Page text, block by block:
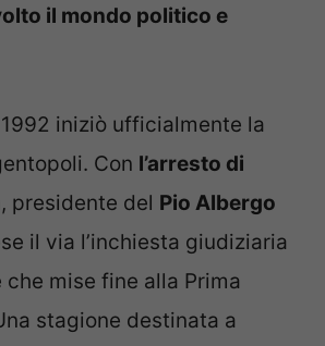
il mondo politico e
iniziò ufficialmente la
Con l’arresto di
, presidente del Pio Albergo
il via l’inchiesta giudiziaria
mise fine alla Prima
stagione destinata a